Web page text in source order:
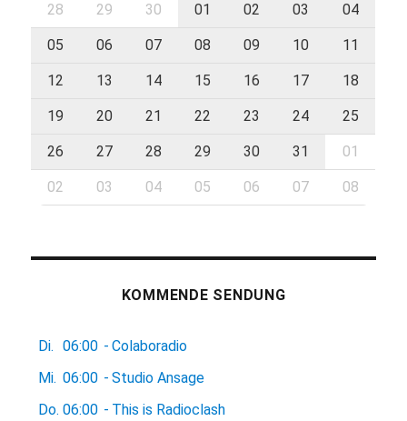
28 29 30 01 02 03 04
05 06 07 08 09 10 11
12 13 14 15 16 17 18
19 20 21 22 23 24 25
26 27 28 29 30 31 01
02 03 04 05 06 07 08
KOMMENDE SENDUNG
Di. 06:00 - Colaboradio
Mi. 06:00 - Studio Ansage
Do. 06:00 - This is Radioclash